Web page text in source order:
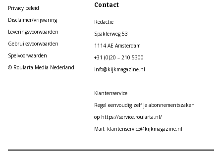
Privacy beleid
Disclaimer/vrijwaring
Leveringsvoorwaarden
Gebruiksvoorwaarden
Spelvoorwaarden
© Roularta Media Nederland
Contact
Redactie
Spaklerweg 53
1114 AE Amsterdam
+31 (0)20 – 210 5300
info@kijkmagazine.nl
Klantenservice
Regel eenvoudig zelf je abonnementszaken
op https://service.roularta.nl/
Mail: klantenservice@kijkmagazine.nl